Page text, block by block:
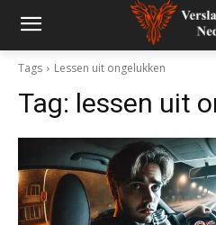
Tags Lessen uit ongelukken
Tag: lessen uit